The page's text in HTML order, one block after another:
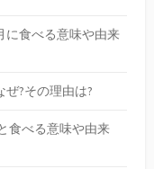
に食べる意味や由来
?その理由は?
食べる意味や由来